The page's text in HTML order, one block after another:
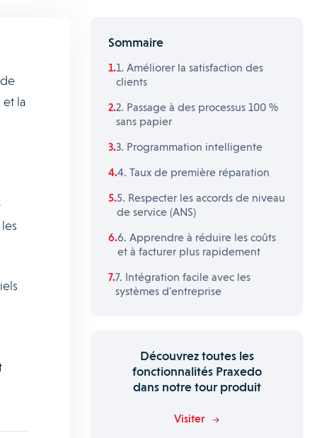
la
Sommaire
1. Améliorer la satisfaction des
clients
2. Passage à des processus 100 %
sans papier
3. Programmation intelligente
4. Taux de première réparation
5. Respecter les accords de niveau
de service (ANS)
6. Apprendre à réduire les coûts
et à facturer plus rapidement
7. Intégration facile avec les
systèmes d'entreprise
Découvrez toutes les
fonctionnalités Praxedo
dans notre tour produit
Visiter